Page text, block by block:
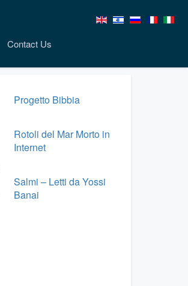
Contact Us
Progetto Bibbia
Rotoli del Mar Morto in
Internet
Salmi – Letti da Yossi
Banai